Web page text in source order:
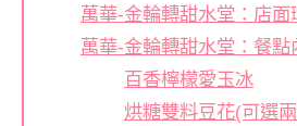
萬華-金輪轉甜水堂：店面
萬華-金輪轉甜水堂：餐點
百香檸檬愛玉冰
烘糖雙料豆花(可選